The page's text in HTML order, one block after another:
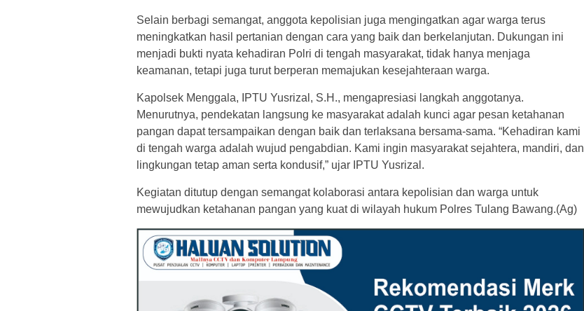
Selain berbagi semangat, anggota kepolisian juga mengingatkan agar warga terus
meningkatkan hasil pertanian dengan cara yang baik dan berkelanjutan. Dukungan ini
menjadi bukti nyata kehadiran Polri di tengah masyarakat, tidak hanya menjaga
keamanan, tetapi juga turut berperan memajukan kesejahteraan warga.
Kapolsek Menggala, IPTU Yusrizal, S.H., mengapresiasi langkah anggotanya.
Menurutnya, pendekatan langsung ke masyarakat adalah kunci agar pesan ketahanan
pangan dapat tersampaikan dengan baik dan terlaksana bersama-sama. “Kehadiran kami
di tengah warga adalah wujud pengabdian. Kami ingin masyarakat sejahtera, mandiri, dan
lingkungan tetap aman serta kondusif,” ujar IPTU Yusrizal.
Kegiatan ditutup dengan semangat kolaborasi antara kepolisian dan warga untuk
mewujudkan ketahanan pangan yang kuat di wilayah hukum Polres Tulang Bawang.(Ag)